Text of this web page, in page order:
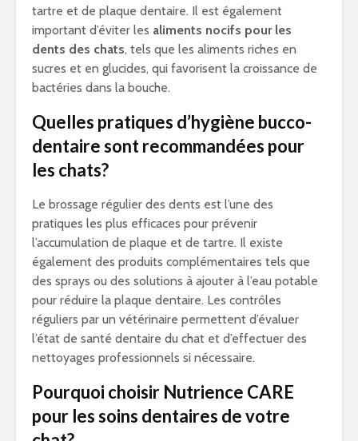
tartre et de plaque dentaire. Il est également
important d’éviter les aliments nocifs pour les
dents des chats, tels que les aliments riches en
sucres et en glucides, qui favorisent la croissance de
bactéries dans la bouche.
Quelles pratiques d’hygiène bucco-
dentaire sont recommandées pour
les chats?
Le brossage régulier des dents est l’une des
pratiques les plus efficaces pour prévenir
l’accumulation de plaque et de tartre. Il existe
également des produits complémentaires tels que
des sprays ou des solutions à ajouter à l’eau potable
pour réduire la plaque dentaire. Les contrôles
réguliers par un vétérinaire permettent d’évaluer
l’état de santé dentaire du chat et d’effectuer des
nettoyages professionnels si nécessaire.
Pourquoi choisir Nutrience CARE
pour les soins dentaires de votre